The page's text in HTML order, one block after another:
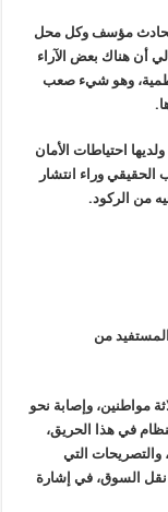
مؤسف وكل محل
أن هناك بعض الآراء
وهو شيء صعب
.
احتياطات الأمان
وراء انتشار
من الركود.
من
مواطنين، وإصابة نحو
في هذا الحريق،
التي
السوق، في إشارة